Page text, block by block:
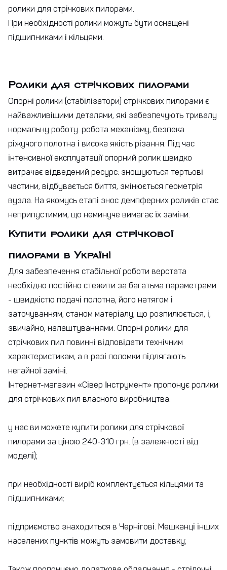
ролики для стрічкових пилорами.
При необхідності ролики можуть бути оснащені
підшипниками і кільцями.
Ролики для стрічкових пилорами
Опорні ролики (стабілізатори) стрічкових пилорами є
найважливішими деталями, які забезпечують тривалу
нормальну роботу. робота механізму, безпека
ріжучого полотна і висока якість різання. Під час
інтенсивної експлуатації опорний ролик швидко
витрачає відведений ресурс: зношуються тертьові
частини, відбувається биття, змінюється геометрія
вузла. На якомусь етапі знос демпферних роликів стає
неприпустимим, що неминуче вимагає їх заміни.
Купити ролики для стрічкової
пилорами в Україні
Для забезпечення стабільної роботи верстата
необхідно постійно стежити за багатьма параметрами
- швидкістю подачі полотна, його натягом і
заточуванням, станом матеріалу, що розпилюється, і,
звичайно, налаштуваннями. Опорні ролики для
стрічкових пил повинні відповідати технічним
характеристикам, а в разі поломки підлягають
негайної заміні.
Інтернет-магазин «Сівер Інструмент» пропонує ролики
для стрічкових пил власного виробництва:
у нас ви можете купити ролики для стрічкової
пилорами за ціною 240-310 грн. (в залежності від
моделі);
при необхідності виріб комплектується кільцями та
підшипниками;
підприємство знаходиться в Чернігові. Мешканці інших
населених пунктів можуть замовити доставку;